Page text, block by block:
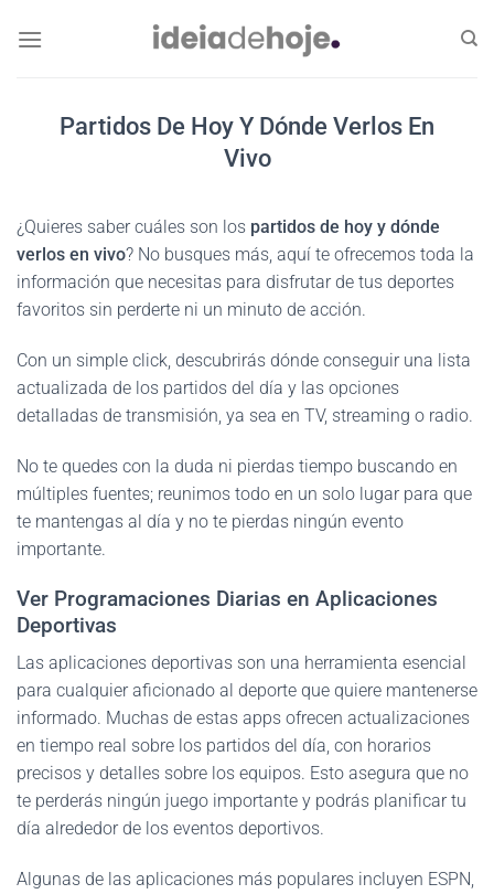
Partidos De Hoy Y Dónde Verlos En
Vivo
¿Quieres saber cuáles son los partidos de hoy y dónde
verlos en vivo? No busques más, aquí te ofrecemos toda la
información que necesitas para disfrutar de tus deportes
favoritos sin perderte ni un minuto de acción.
Con un simple click, descubrirás dónde conseguir una lista
actualizada de los partidos del día y las opciones
detalladas de transmisión, ya sea en TV, streaming o radio.
No te quedes con la duda ni pierdas tiempo buscando en
múltiples fuentes; reunimos todo en un solo lugar para que
te mantengas al día y no te pierdas ningún evento
importante.
Ver Programaciones Diarias en Aplicaciones
Deportivas
Las aplicaciones deportivas son una herramienta esencial
para cualquier aficionado al deporte que quiere mantenerse
informado. Muchas de estas apps ofrecen actualizaciones
en tiempo real sobre los partidos del día, con horarios
precisos y detalles sobre los equipos. Esto asegura que no
te perderás ningún juego importante y podrás planificar tu
día alrededor de los eventos deportivos.
Algunas de las aplicaciones más populares incluyen ESPN,